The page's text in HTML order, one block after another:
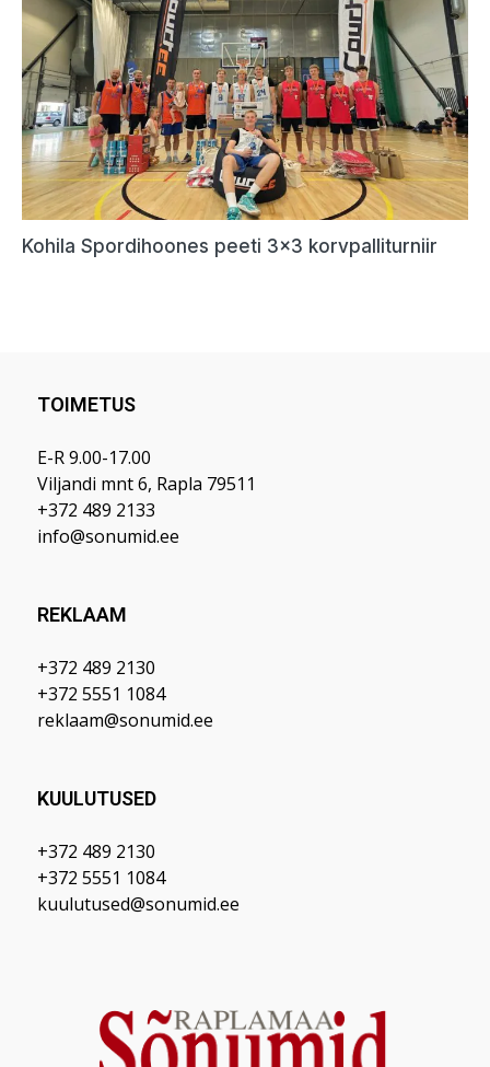
TOIMETUS
E-R 9.00-17.00
Viljandi mnt 6, Rapla 79511
+372 489 2133
info@sonumid.ee
REKLAAM
+372 489 2130
+372 5551 1084
reklaam@sonumid.ee
KUULUTUSED
+372 489 2130
+372 5551 1084
kuulutused@sonumid.ee